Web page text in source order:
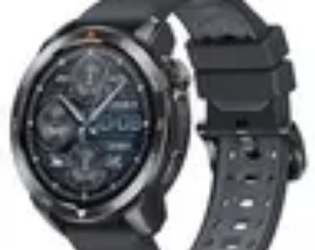
Passion du Padel
Culture et PratiqueInspirationÉquipement et Matériel
Développement
personnelDéveloppement Personnel
Passion du Padel